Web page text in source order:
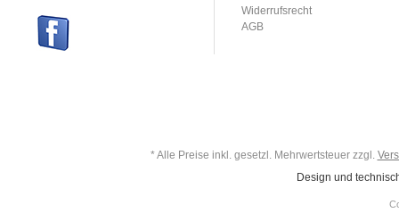
Widerrufsrecht
AGB
* Alle Preise inkl. gesetzl. Mehrwertsteuer zzgl.
Design und